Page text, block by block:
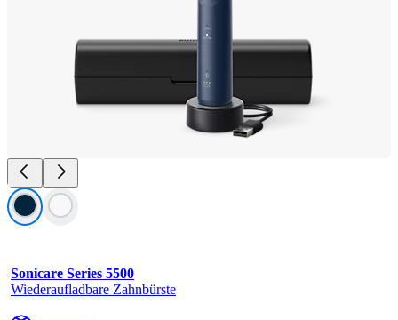
Sonicare Series 5500
Wiederaufladbare Zahnbürste